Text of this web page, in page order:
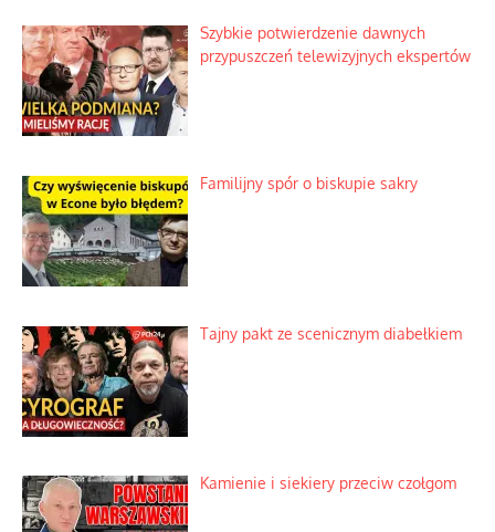
Szybkie potwierdzenie dawnych
przypuszczeń telewizyjnych ekspertów
Familijny spór o biskupie sakry
Tajny pakt ze scenicznym diabełkiem
Kamienie i siekiery przeciw czołgom